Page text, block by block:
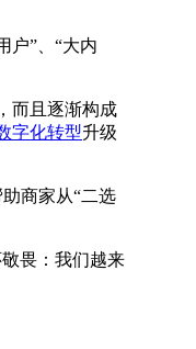
户”、“大内
而且逐渐构成
字化转型升级
商家从“二选
畏：我们越来